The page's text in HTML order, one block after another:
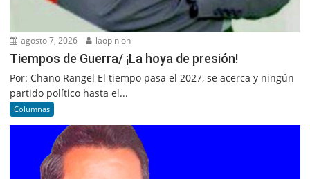
agosto 7, 2026 laopinion
Tiempos de Guerra/ ¡La hoya de presión!
Por: Chano Rangel El tiempo pasa el 2027, se acerca y ningún
partido político hasta el...
Columnas